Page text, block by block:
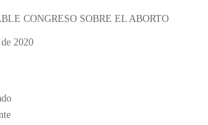
CONGRESO SOBRE EL ABORTO
2020